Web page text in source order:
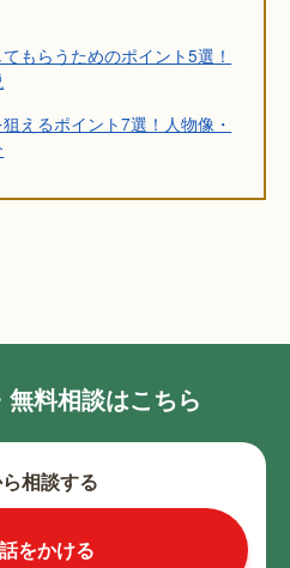
もらうためのポイント5選！
えるポイント7選！人物像・
料相談はこちら
相談する
をかける